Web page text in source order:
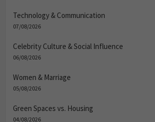
Technology & Communication
07/08/2026
Celebrity Culture & Social Influence
06/08/2026
Women & Marriage
05/08/2026
Green Spaces vs. Housing
04/08/2026